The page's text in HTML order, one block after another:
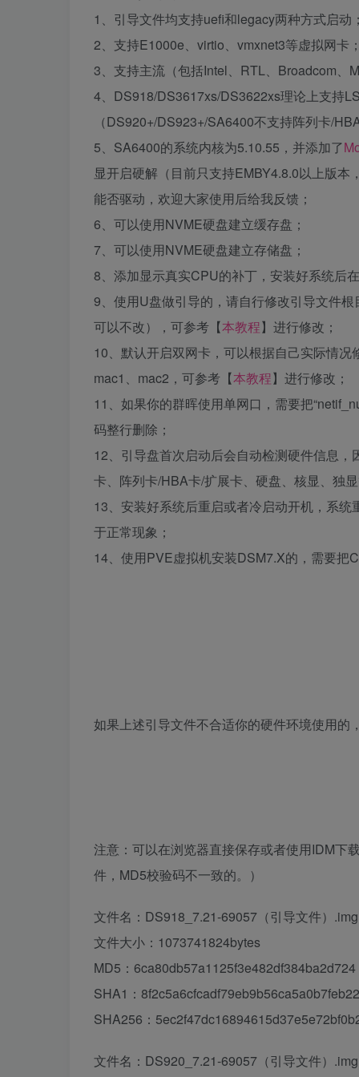
1、引导文件均支持uefi和legacy两种方式启动
2、支持E1000e、virtio、vmxnet3等虚拟网卡
3、支持主流（包括Intel、RTL、Broadcom、
4、DS918/DS3617xs/DS3622xs理论上支持
（DS920+/DS923+/SA6400不支持阵列卡/
5、SA6400的系统内核为5.10.55，并添加了
显开启硬解（目前只支持EMBY4.8.0以上版
能否驱动，欢迎大家使用后给我反馈；
6、可以使用NVME硬盘建立缓存盘；
7、可以使用NVME硬盘建立存储盘；
8、添加显示真实CPU的补丁，安装好系统后
9、使用U盘做引导的，请自行修改引导文件
可以不改），可参考【本教程】进行修改；
10、默认开启双网卡，可以根据自己实际情
mac1、mac2，可参考【本教程】进行修改；
11、如果你的群晖使用单网口，需要把
码整行删除；
12、引导盘首次启动后会自动检测硬件信息
卡、阵列卡/HBA卡/扩展卡、硬盘、核显、独
13、安装好系统后重启或者冷启动开机，系
于正常现象；
14、使用PVE虚拟机安装DSM7.X的，需要
如果上述引导文件不合适你的硬件环境使用的
注意：可以在浏览器直接保存或者使用IDM下
件，MD5校验码不一致的。 ）
文件名：DS918_7.21-69057（引导文件）.img
文件大小：1073741824bytes
MD5：6ca80db57a1125f3e482df384ba2d724
SHA1：
SHA256：
文件名：DS920_7.21-69057（引导文件）.img